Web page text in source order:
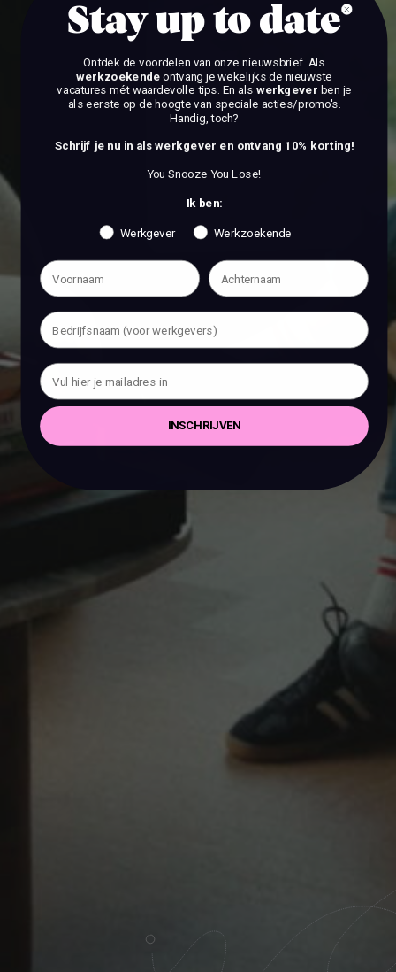
Stay up to date
Ontdek de voordelen van onze nieuwsbrief. Als
werkzoekendeontvang je wekelijks de nieuwste
vacatures mét waardevolle tips. En als werkgever ben je
als eerste op de hoogte van speciale acties/promo's.
Handig, toch?
Schrijf je nu in als werkgever en ontvang 10% korting!
You Snooze You Lose!
Ik ben:
Werkgever Werkzoekende
INSCHRIJVEN